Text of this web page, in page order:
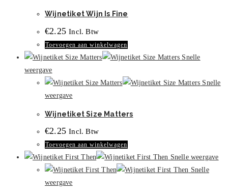
gekozen
op
Wijnetiket Wijn Is Fine
€2.25 Incl. Btw
Toevoegen aan winkelwagen
Snelle
weergave
Snelle
weergave
Wijnetiket Size Matters
€2.25 Incl. Btw
Toevoegen aan winkelwagen
Snelle weergave
Snelle
weergave